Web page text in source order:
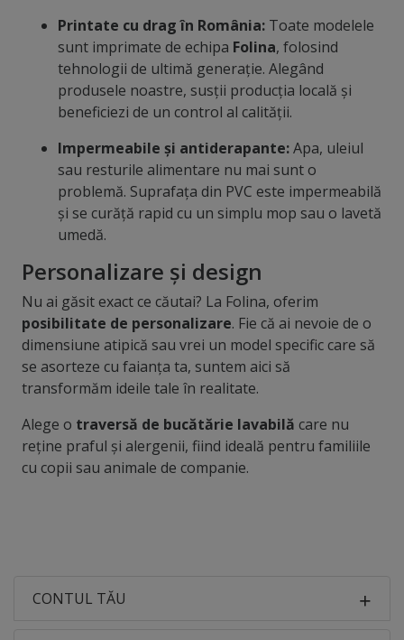
Printate cu drag în România:Toate modelele
sunt imprimate de echipa Folina, folosind
tehnologii de ultimă generație. Alegând
produsele noastre, susții producția locală și
beneficiezi de un control al calității.
Impermeabile și antiderapante:Apa, uleiul
sau resturile alimentare nu mai sunt o
problemă. Suprafața din PVC este impermeabilă
și se curăță rapid cu un simplu mop sau o lavetă
umedă.
Personalizare și design
Nu ai găsit exact ce căutai? La Folina, oferim
posibilitate de personalizare. Fie că ai nevoie de o
dimensiune atipică sau vrei un model specific care să
se asorteze cu faianța ta, suntem aici să
transformăm ideile tale în realitate.
Alege o traversă de bucătărie lavabilă care nu
reține praful și alergenii, fiind ideală pentru familiile
cu copii sau animale de companie.
CONTUL TĂU